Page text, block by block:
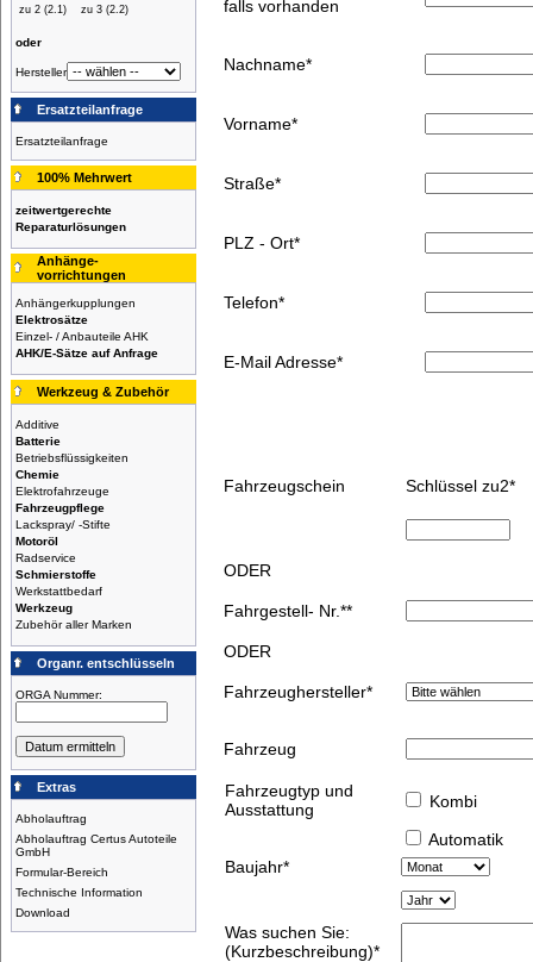
zu 2 (2.1) zu 3 (2.2)
oder
Hersteller
Ersatzteilanfrage
Ersatzteilanfrage
100% Mehrwert
zeitwertgerechte
Reparaturlösungen
Anhänge-
vorrichtungen
Anhängerkupplungen
Elektrosätze
Einzel- / Anbauteile AHK
AHK/E-Sätze auf Anfrage
Werkzeug & Zubehör
Additive
Batterie
Betriebsflüssigkeiten
Chemie
Elektrofahrzeuge
Fahrzeugpflege
Lackspray/ -Stifte
Motoröl
Radservice
Schmierstoffe
Werkstattbedarf
Werkzeug
Zubehör aller Marken
Organr. entschlüsseln
ORGA Nummer:
Extras
Abholauftrag
Abholauftrag Certus Autoteile
GmbH
Formular-Bereich
Technische Information
Download
falls vorhanden
Nachname*
Vorname*
Straße*
PLZ - Ort*
Telefon*
E-Mail Adresse*
Fahrzeugschein Schlüssel zu2*
ODER
Fahrgestell- Nr.**
ODER
Fahrzeughersteller*
Fahrzeug
Fahrzeugtyp und
Ausstattung
Kombi
Automatik
Baujahr*
Was suchen Sie:
(Kurzbeschreibung)*